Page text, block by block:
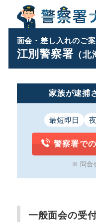
面会・差し入れのご
江別警察署（北
家族が逮捕
最短即日
警察署で
※ 問合
一般面会の受